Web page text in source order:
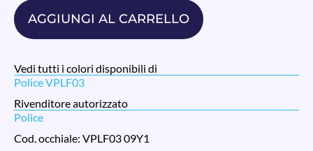
AGGIUNGI AL CARRELLO
Vedi tutti i colori disponibili di
Police VPLF03
Rivenditore autorizzato
Police
Cod. occhiale: VPLF03 09Y1